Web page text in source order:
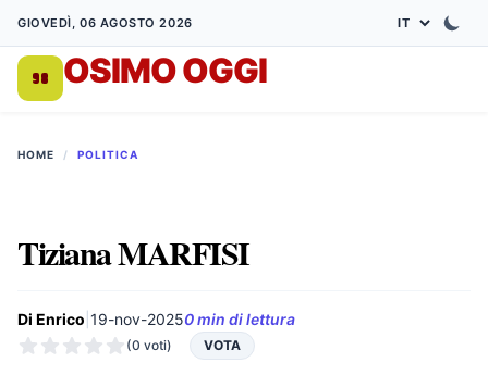
GIOVEDÌ, 06 AGOSTO 2026
OSIMO OGGI
HOME / POLITICA
Tiziana MARFISI
Di Enrico 19-nov-20250 min di lettura
(0 voti) VOTA